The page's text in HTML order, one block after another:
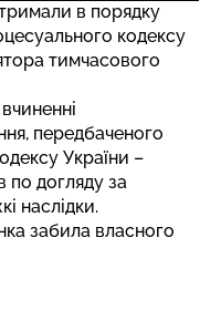
в порядку
кодексу
тимчасового
передбаченого
України –
по догляду за
наслідки.
забила власного